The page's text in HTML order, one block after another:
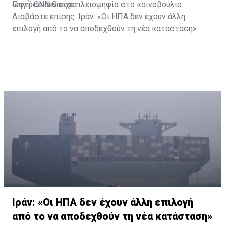
ωστόσο δεν είχε πλειοψηφία στο κοινοβούλιο.
Πηγή: CNN Greece
Διαβάστε επίσης: Ιράν: «Οι ΗΠΑ δεν έχουν άλλη
επιλογή από το να αποδεχθούν τη νέα κατάσταση»
Ιράν: «Οι ΗΠΑ δεν έχουν άλλη επιλογή
από το να αποδεχθούν τη νέα κατάσταση»